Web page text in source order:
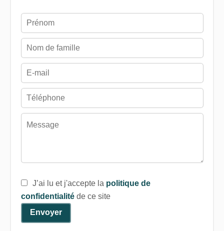
J’ai lu et j'accepte la politique de
confidentialitéde ce site
Envoyer